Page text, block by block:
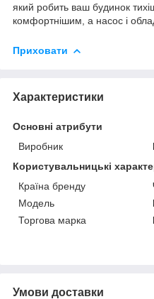
який робить ваш будинок
комфортнішим, а насос і
Приховати
Характеристики
Основні атрибути
Виробник
Користувальницькі
Країна бренду
Мoдель
Торгова марка
Умови доставки